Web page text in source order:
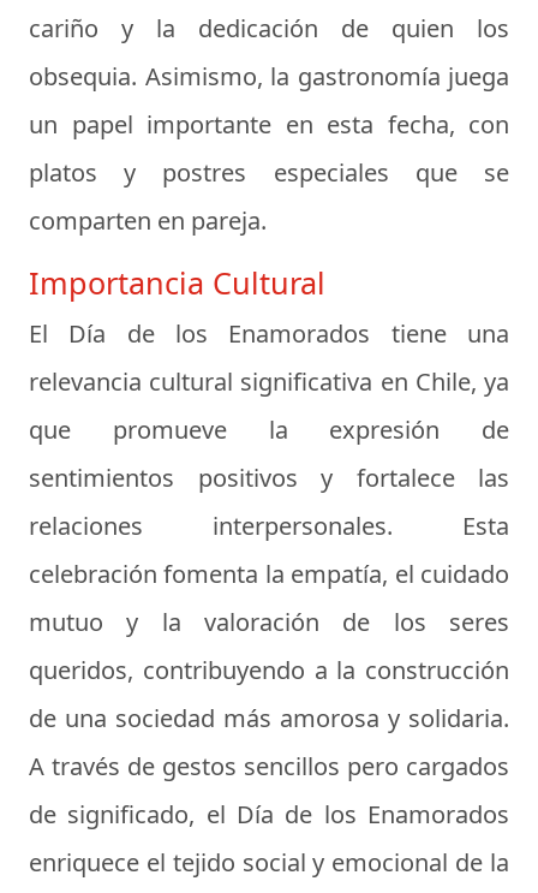
cariño y la dedicación de quien los
obsequia. Asimismo, la gastronomía juega
un papel importante en esta fecha, con
platos y postres especiales que se
comparten en pareja.
Importancia Cultural
El Día de los Enamorados tiene una
relevancia cultural significativa en Chile, ya
que promueve la expresión de
sentimientos positivos y fortalece las
relaciones interpersonales. Esta
celebración fomenta la empatía, el cuidado
mutuo y la valoración de los seres
queridos, contribuyendo a la construcción
de una sociedad más amorosa y solidaria.
A través de gestos sencillos pero cargados
de significado, el Día de los Enamorados
enriquece el tejido social y emocional de la